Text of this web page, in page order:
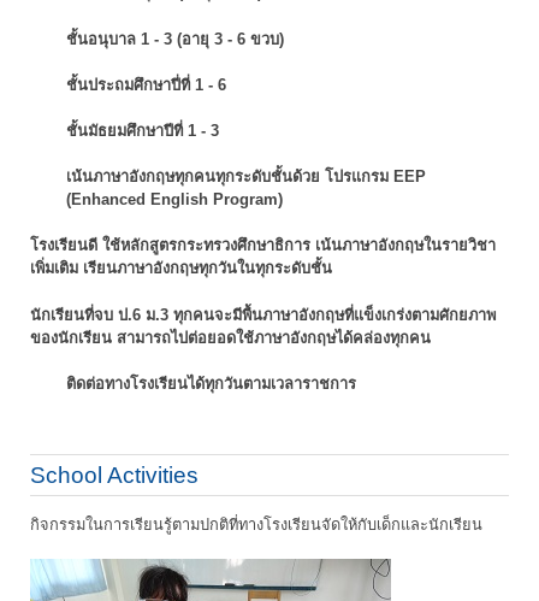
ชั้นอนุบาล 1 - 3 (อายุ 3 - 6 ขวบ)
ชั้นประถมศึกษาปี่ที่ 1 - 6
ชั้นมัธยมศึกษาปีที่ 1 - 3
เน้นภาษาอังกฤษทุกคนทุกระดับชั้นด้วย โปรแกรม EEP
(Enhanced English Program)
โรงเรียนดี ใช้หลักสูตรกระทรวงศึกษาธิการ เน้นภาษาอังกฤษในรายวิชา
เพิ่มเติม เรียนภาษาอังกฤษทุกวันในทุกระดับชั้น
นักเรียนที่จบ ป.6 ม.3 ทุกคนจะมีพื้นภาษาอังกฤษที่แข็งเกร่งตามศักยภาพ
ของนักเรียน สามารถไปต่อยอดใช้ภาษาอังกฤษได้คล่องทุกคน
ติดต่อทางโรงเรียนได้ทุกวันตามเวลาราชการ
School Activities
กิจกรรมในการเรียนรู้ตามปกติที่ทางโรงเรียนจัดให้กับเด็กและนักเรียน